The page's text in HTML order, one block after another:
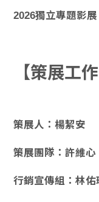
2026獨立專題影
【策展工
策展人：楊絜安
策展團隊：許維心
行銷宣傳組：林佑